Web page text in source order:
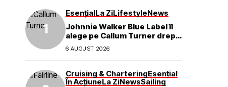
EsențialLa ZiLifestyleNews
Johnnie Walker Blue Label îl
alege pe Callum Turner drept
noul ambasador global al
mărcii
6 AUGUST 2026
Cruising & CharteringEsențial
În AcțiuneLa ZiNewsSailing